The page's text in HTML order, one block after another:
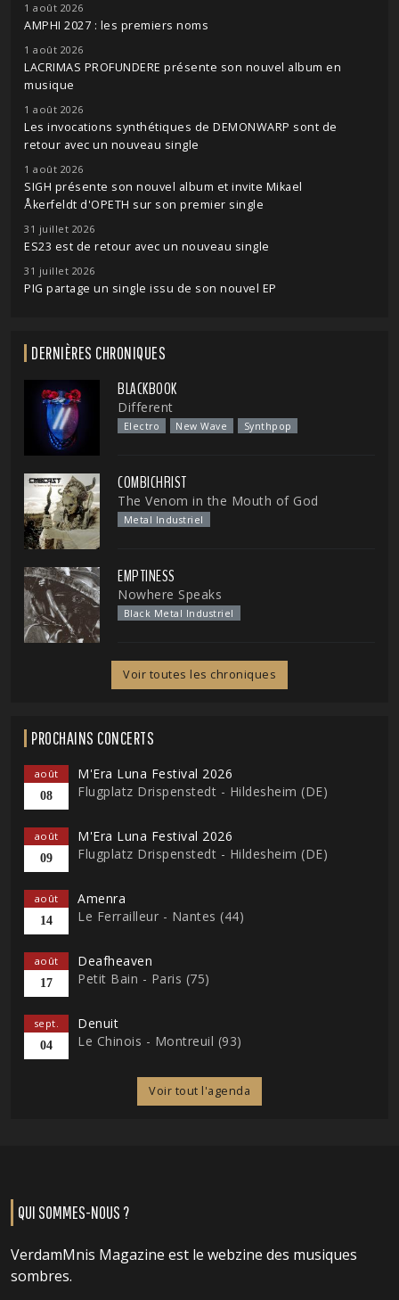
1 août 2026
AMPHI 2027 : les premiers noms
1 août 2026
LACRIMAS PROFUNDERE présente son nouvel album en
musique
1 août 2026
Les invocations synthétiques de DEMONWARP sont de
retour avec un nouveau single
1 août 2026
SIGH présente son nouvel album et invite Mikael
Åkerfeldt d'OPETH sur son premier single
31 juillet 2026
ES23 est de retour avec un nouveau single
31 juillet 2026
PIG partage un single issu de son nouvel EP
DERNIÈRES CHRONIQUES
BLACKBOOK
Different
Electro New Wave Synthpop
COMBICHRIST
The Venom in the Mouth of God
Metal Industriel
EMPTINESS
Nowhere Speaks
Black Metal Industriel
Voir toutes les chroniques
PROCHAINS CONCERTS
août
08
M'Era Luna Festival 2026
Flugplatz Drispenstedt - Hildesheim (DE)
août
09
M'Era Luna Festival 2026
Flugplatz Drispenstedt - Hildesheim (DE)
août
14
Amenra
Le Ferrailleur - Nantes (44)
août
17
Deafheaven
Petit Bain - Paris (75)
sept.
04
Denuit
Le Chinois - Montreuil (93)
Voir tout l'agenda
QUI SOMMES-NOUS ?
VerdamMnis Magazine est le webzine des musiques
sombres.